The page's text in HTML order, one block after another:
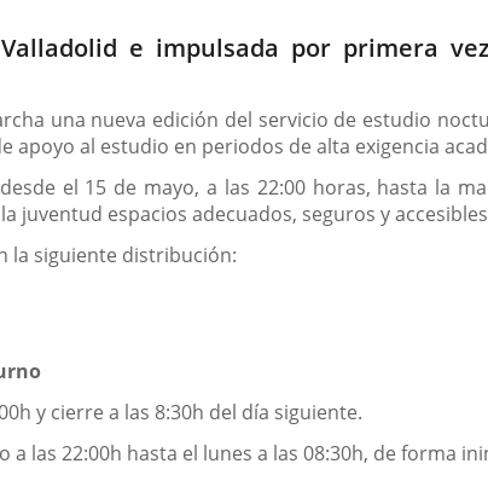
e impulsada por primera
una nueva edición del servicio de estudio
al estudio en periodos de alta exigencia
el 15 de mayo, a las 22:00 horas, hasta la
juventud espacios adecuados, seguros y
la siguiente distribución:
y cierre a las 8:30h del día siguiente.
a las 22:00h hasta el lunes a las 08:30h, de forma